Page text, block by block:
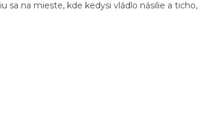
sa na mieste, kde kedysi vládlo násilie a ticho,